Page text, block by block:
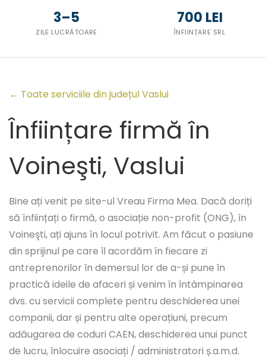
3–5
ZILE LUCRĂTOARE
700 LEI
ÎNFIINȚARE SRL
← Toate serviciile din județul Vaslui
Înființare firmă în
Voineşti, Vaslui
Bine ați venit pe site-ul Vreau Firma Mea. Dacă doriți
să înființați o firmă, o asociație non-profit (ONG), în
Voineşti, ați ajuns în locul potrivit. Am făcut o pasiune
din sprijinul pe care îl acordăm în fiecare zi
antreprenorilor în demersul lor de a-și pune în
practică ideile de afaceri și venim în întâmpinarea
dvs. cu servicii complete pentru deschiderea unei
companii, dar și pentru alte operațiuni, precum
adăugarea de coduri CAEN, deschiderea unui punct
de lucru, înlocuire asociați / administratori ș.a.m.d.